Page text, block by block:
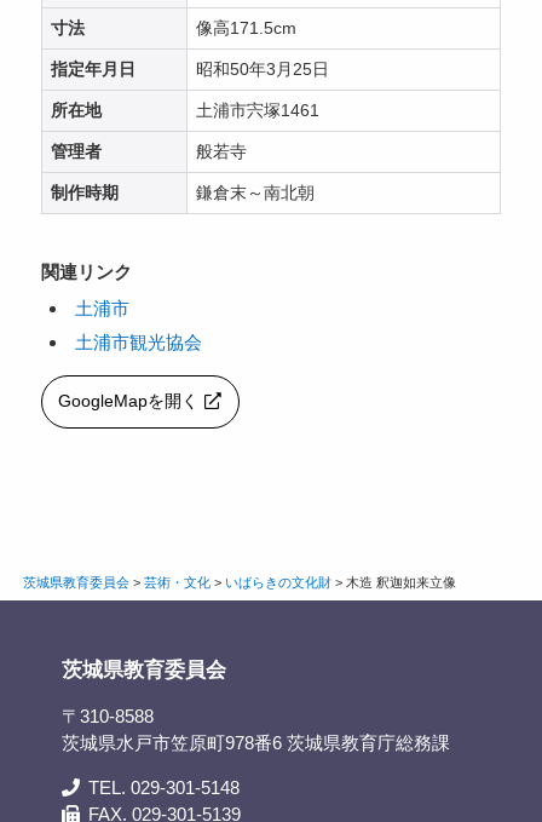
寸法 像高171.5cm
指定年月日 昭和50年3月25日
所在地 土浦市宍塚1461
管理者 般若寺
制作時期 鎌倉末～南北朝
関連リンク
土浦市
土浦市観光協会
GoogleMapを開く
茨城県教育委員会> 芸術・文化> いばらきの文化財> 木造 釈迦如来立像
茨城県教育委員会
〒310-8588
茨城県水戸市笠原町978番6 茨城県教育庁総務課
TEL. 029-301-5148
FAX. 029-301-5139